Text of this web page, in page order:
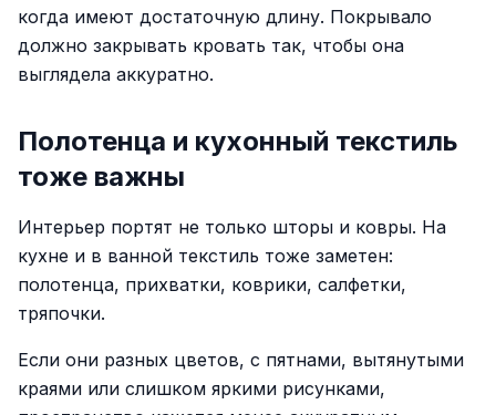
когда имеют достаточную длину. Покрывало
должно закрывать кровать так, чтобы она
выглядела аккуратно.
Полотенца и кухонный текстиль
тоже важны
Интерьер портят не только шторы и ковры. На
кухне и в ванной текстиль тоже заметен:
полотенца, прихватки, коврики, салфетки,
тряпочки.
Если они разных цветов, с пятнами, вытянутыми
краями или слишком яркими рисунками,